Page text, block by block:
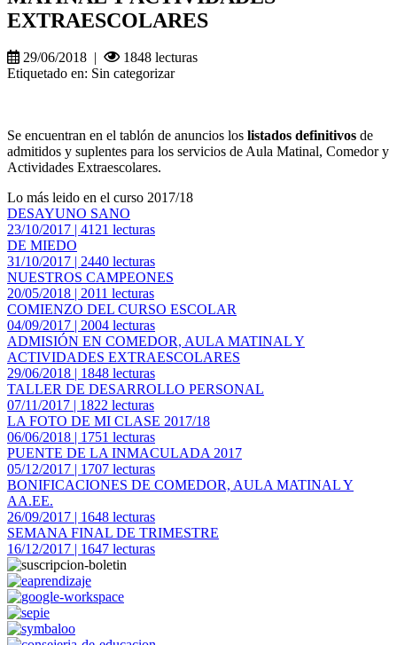
EXTRAESCOLARES
29/06/2018 |
1848 lecturas
Etiquetado en: Sin categorizar
Se encuentran en el tablón de anuncios los listados definitivos de
admitidos y suplentes para los servicios de Aula Matinal, Comedor y
Actividades Extraescolares.
Lo más leido en el curso 2017/18
DESAYUNO SANO
23/10/2017 | 4121 lecturas
DE MIEDO
31/10/2017 | 2440 lecturas
NUESTROS CAMPEONES
20/05/2018 | 2011 lecturas
COMIENZO DEL CURSO ESCOLAR
04/09/2017 | 2004 lecturas
ADMISIÓN EN COMEDOR, AULA MATINAL Y
ACTIVIDADES EXTRAESCOLARES
29/06/2018 | 1848 lecturas
TALLER DE DESARROLLO PERSONAL
07/11/2017 | 1822 lecturas
LA FOTO DE MI CLASE 2017/18
06/06/2018 | 1751 lecturas
PUENTE DE LA INMACULADA 2017
05/12/2017 | 1707 lecturas
BONIFICACIONES DE COMEDOR, AULA MATINAL Y
AA.EE.
26/09/2017 | 1648 lecturas
SEMANA FINAL DE TRIMESTRE
16/12/2017 | 1647 lecturas